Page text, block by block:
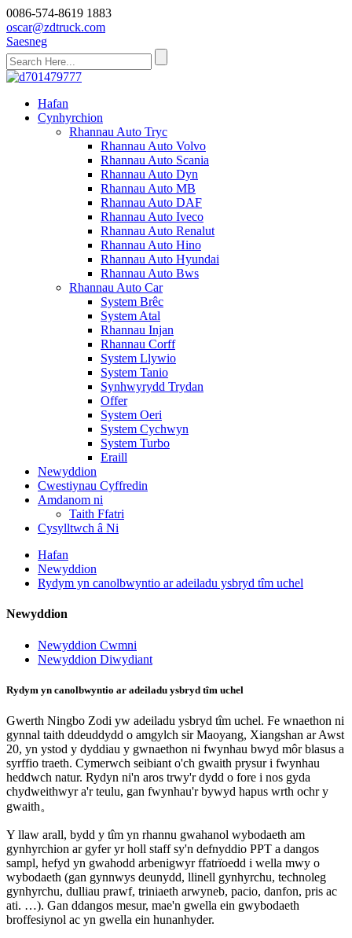
0086-574-8619 1883
oscar@zdtruck.com
Saesneg
Hafan
Cynhyrchion
Rhannau Auto Tryc
Rhannau Auto Volvo
Rhannau Auto Scania
Rhannau Auto Dyn
Rhannau Auto MB
Rhannau Auto DAF
Rhannau Auto Iveco
Rhannau Auto Renalut
Rhannau Auto Hino
Rhannau Auto Hyundai
Rhannau Auto Bws
Rhannau Auto Car
System Brêc
System Atal
Rhannau Injan
Rhannau Corff
System Llywio
System Tanio
Synhwyrydd Trydan
Offer
System Oeri
System Cychwyn
System Turbo
Eraill
Newyddion
Cwestiynau Cyffredin
Amdanom ni
Taith Ffatri
Cysylltwch â Ni
Hafan
Newyddion
Rydym yn canolbwyntio ar adeiladu ysbryd tîm uchel
Newyddion
Newyddion Cwmni
Newyddion Diwydiant
Rydym yn canolbwyntio ar adeiladu ysbryd tîm uchel
Gwerth Ningbo Zodi yw adeiladu ysbryd tîm uchel. Fe wnaethon ni
gynnal taith ddeuddydd o amgylch sir Maoyang, Xiangshan ar Awst
20, yn ystod y dyddiau y gwnaethon ni fwynhau bwyd môr blasus a
syrffio traeth. Cymerwch seibiant o'ch gwaith prysur i fwynhau
heddwch natur. Rydyn ni'n aros trwy'r dydd o fore i nos gyda
chydweithwyr a'r teulu, gan fwynhau'r bywyd hapus wrth ochr y
gwaith。
Y llaw arall, bydd y tîm yn rhannu gwahanol wybodaeth am
gynhyrchion ar gyfer yr holl staff sy'n defnyddio PPT a dangos
sampl, hefyd yn gwahodd arbenigwyr ffatrïoedd i wella mwy o
wybodaeth (gan gynnwys deunydd, llinell gynhyrchu, technoleg
gynhyrchu, dulliau prawf, triniaeth arwyneb, pacio, danfon, pris ac
ati. …). Gan ddangos mesur, mae'n gwella ein gwybodaeth
broffesiynol ac yn gwella ein hunanhyder.